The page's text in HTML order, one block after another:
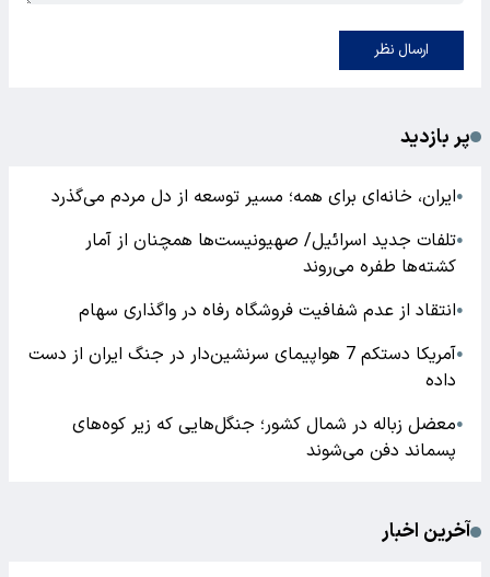
ارسال نظر
پر بازدید
●ایران، خانه‌ای برای همه؛ مسیر توسعه از دل مردم می‌گذرد
●تلفات جدید اسرائیل/ صهیونیست‌ها همچنان از آمار
کشته‌ها طفره می‌روند
●انتقاد از عدم شفافیت فروشگاه رفاه در واگذاری سهام
●
آمریکا دستکم 7 هواپیمای سرنشین‌دار در جنگ ایران از دست
داده
●معضل زباله در شمال کشور؛ جنگل‌هایی که زیر کوه‌های
پسماند دفن می‌شوند
آخرین اخبار